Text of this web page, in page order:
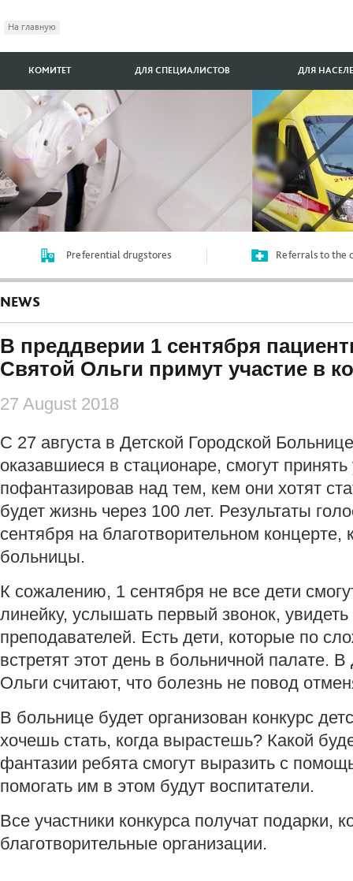
На главную
КОМИТЕТ ДЛЯ СПЕЦИАЛИСТОВ ДЛЯ
Preferential drugstores Referrals to the
NEWS
В преддверии 1 сентября
Святой Ольги примут участие в
27 August 2018
С 27 августа в Детской Городской
оказавшиеся в стационаре, смогут принять
пофантазировав над тем, кем они хотят
будет жизнь через 100 лет. Результаты
сентября на благотворительном концерте,
больницы.
К сожалению, 1 сентября не все дети
линейку, услышать первый звонок,
преподавателей. Есть дети, которые по
встретят этот день в больничной палате.
Ольги считают, что болезнь не повод
В больнице будет организован конкурс
хочешь стать, когда вырастешь? Какой
фантазии ребята смогут выразить с
помогать им в этом будут воспитатели.
Все участники конкурса получат подарки,
благотворительные организации.